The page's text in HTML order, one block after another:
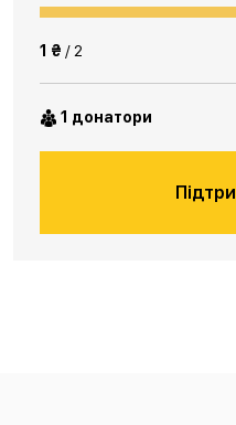
1 ₴ / 2
1 донатори